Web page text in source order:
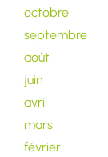
octobre
septembre
août
juin
avril
mars
février